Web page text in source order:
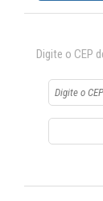
Digite o CEP